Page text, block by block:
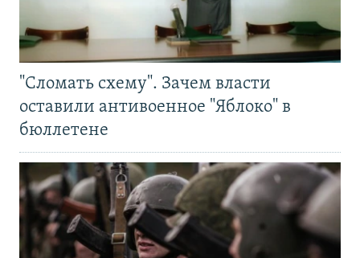
"Сломать схему". Зачем власти
оставили антивоенное "Яблоко" в
бюллетене